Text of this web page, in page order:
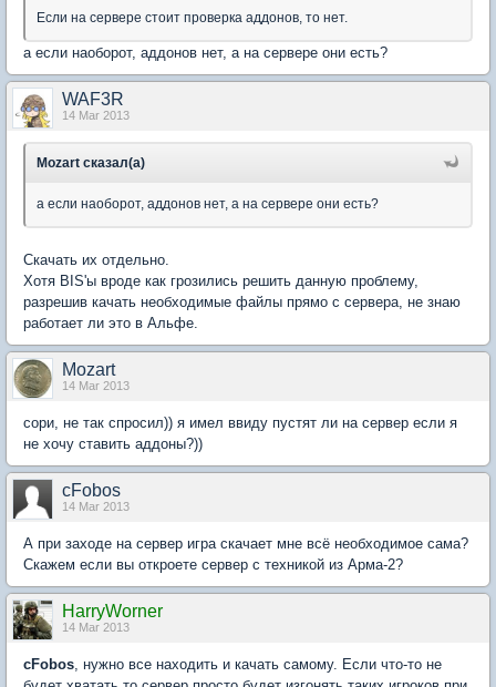
Если на сервере стоит проверка аддонов, то нет.
а если наоборот, аддонов нет, а на сервере они есть?
WAF3R
14 Mar 2013
Mozart сказал(а)
а если наоборот, аддонов нет, а на сервере они есть?
Скачать их отдельно.
Хотя BIS'ы вроде как грозились решить данную проблему,
разрешив качать необходимые файлы прямо с сервера, не знаю
работает ли это в Альфе.
Mozart
14 Mar 2013
сори, не так спросил)) я имел ввиду пустят ли на сервер если я
не хочу ставить аддоны?))
cFobos
14 Mar 2013
А при заходе на сервер игра скачает мне всё необходимое сама?
Скажем если вы откроете сервер с техникой из Арма-2?
HarryWorner
14 Mar 2013
cFobos, нужно все находить и качать самому. Если что-то не